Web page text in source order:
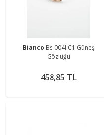
Bianco Bs-004l C1 Güneş
Gözlüğü
458,85 TL